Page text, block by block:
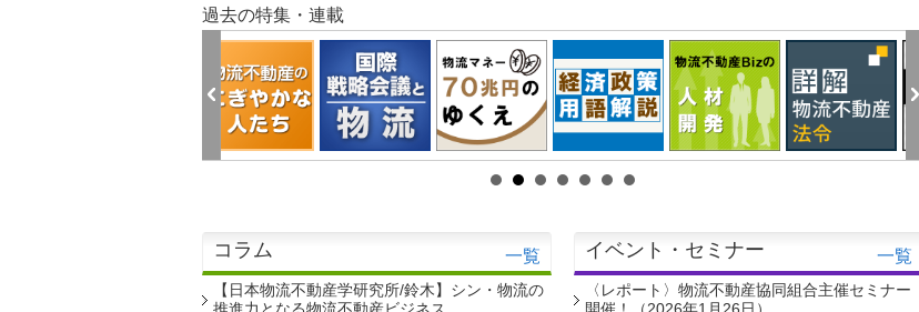
過去の特集・連載
コラム 一覧
【日本物流不動産学研究所/鈴木】シン・物流の
推進力となる物流不動産ビジネス
イベント・セミナー 一覧
〈レポート〉物流不動産協同組合主催セミナー
開催！（2026年1月26日）